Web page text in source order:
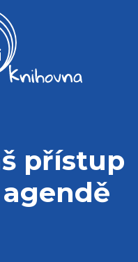
přístup